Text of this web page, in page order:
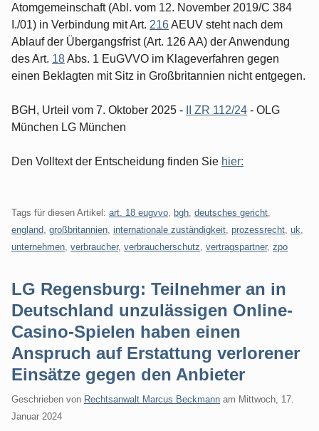
Atomgemeinschaft (Abl. vom 12. November 2019/C 384
I./01) in Verbindung mit Art. 216AEUV steht nach dem
Ablauf der Übergangsfrist (Art. 126 AA) der Anwendung
des Art. 18Abs. 1 EuGVVO im Klageverfahren gegen
einen Beklagten mit Sitz in Großbritannien nicht entgegen.
BGH, Urteil vom 7. Oktober 2025 - II ZR 112/24 - OLG
München LG München
Den Volltext der Entscheidung finden Sie hier:
Tags für diesen Artikel: art. 18 eugvvo bgh deutsches gericht
england großbritannien internationale zuständigkeit prozessrecht uk
unternehmen verbraucher, verbraucherschutz vertragspartner, zpo
LG Regensburg: Teilnehmer an in
Deutschland unzulässigen Online-
Casino-Spielen haben einen
Anspruch auf Erstattung verlorener
Einsätze gegen den Anbieter
Geschrieben von Rechtsanwalt Marcus Beckmann am Mittwoch, 17.
Januar 2024